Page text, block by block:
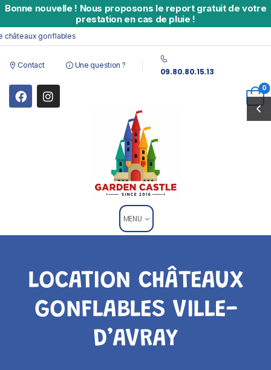
Bonne nouvelle ! Nous proposons le report gratuit de votre
prestation en cas de pluie !
gonflables
Contact Une question ?
09.80.80.15.13
0
MENU
LOCATION CHÂTEAUX
GONFLABLES VILLE-
D’AVRAY